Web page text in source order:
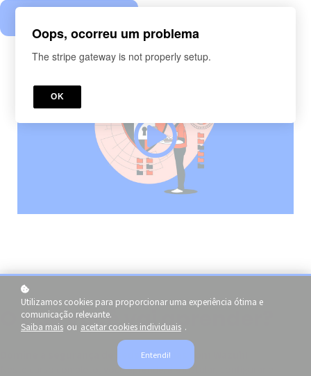
O que você vai aprender?
Domine a segurança de seus sistemas com Wazuh!
Neste curso completo, você aprenderá a instalar, configurar e
Utilizamos cookies para proporcionar uma experiência ótima e
comunicação relevante.
Saiba mais ou aceitar cookies individuais .
Entendi!
Oops, ocorreu um problema
The stripe gateway is not properly setup.
OK